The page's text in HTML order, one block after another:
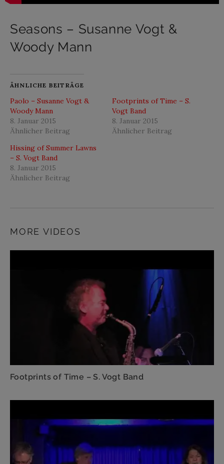
Seasons – Susanne Vogt &
Woody Mann
ÄHNLICHE BEITRÄGE
Paolo – Susanne Vogt &
Woody Mann
8. Januar 2015
Ähnlicher Beitrag
Footprints of Time – S.
Vogt Band
8. Januar 2015
Ähnlicher Beitrag
Hissing of Summer Lawns
– S. Vogt Band
8. Januar 2015
Ähnlicher Beitrag
MORE VIDEOS
Footprints of Time – S. Vogt Band